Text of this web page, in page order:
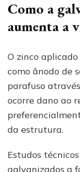
Como a
aumenta a
O zinco
como ânodo de
parafuso
ocorre dano ao
da estrutura.
Estudos
galvanizados a